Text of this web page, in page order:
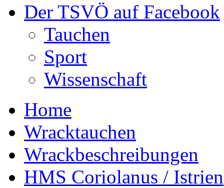
Der TSVÖ auf Facebook
Tauchen
Sport
Wissenschaft
Home
Wracktauchen
Wrackbeschreibungen
HMS Coriolanus / Istrien